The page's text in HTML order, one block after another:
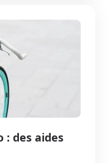
: des aides